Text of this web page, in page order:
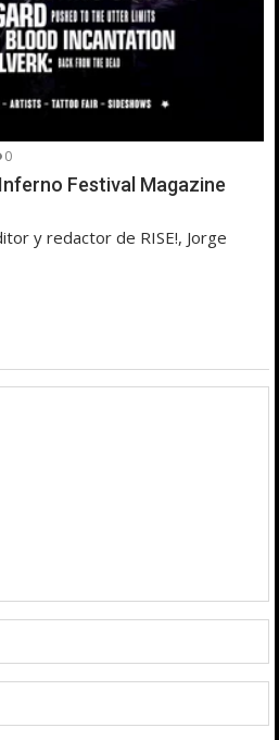
0
Festival Magazine
y redactor de RISE!, Jorge